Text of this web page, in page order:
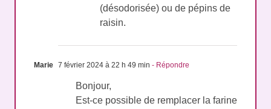
(désodorisée) ou de pépins de
raisin.
Marie 7 février 2024 à 22 h 49 min - Répondre
Bonjour,
Est-ce possible de remplacer la farine